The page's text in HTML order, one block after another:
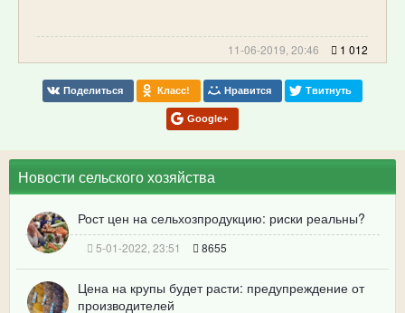
11-06-2019, 20:46 1 012
Поделиться Класс! Нравится Твитнуть
Google+
Новости сельского хозяйства
Рост цен на сельхозпродукцию: риски реальны?
5-01-2022, 23:51 8655
Цена на крупы будет расти: предупреждение от
производителей